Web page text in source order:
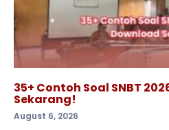
35+ Contoh Soal SNBT
Sekarang!
August 6, 2026